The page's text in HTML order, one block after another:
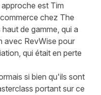
est Tim
chez The
de gamme, qui a
avec RevWise pour
qui était en perte
si bien qu'ils sont
portant sur ce